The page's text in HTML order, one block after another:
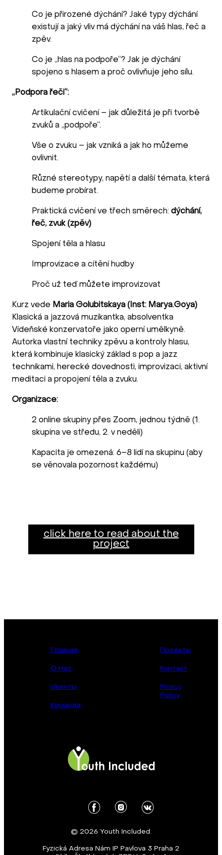
Co je přirozené dýchání? Jaké typy dýchání
existují a jaký vliv má dýchání na váš hlas, řeč a
zpěv.
Co je „hlas na podpoře“? Jak je dýchání
spojeno s hlasem a proč ovlivňuje jeho sílu.
„Podpora řeči“:
Artikulační cvičení – jak důležitá je při tvorbě
zvuků a „podpoře“.
Vše o zvuku – jak vzniká a jak ho můžeme
ovlivnit.
Různé stereotypy, napětí a další témata, která
budeme probírat.
Praktická cvičení ve třech směrech: dýchání,
řeč, zvuk (zpěv)
Spojení těla a hlasu
Improvizace a cítění hudby
Proč už teď můžete improvizovat
Kurz vede Maria Golubitskaya (Inst: Marya.Goya)
Klasická a jazzová muzikantka, absolventka
Vídeňské konzervatoře jako operní umělkyně.
Autorka vlastní techniky zpěvu a kontroly hlasu,
která kombinuje klasický základ s pop a jazz
technikami, herecké dovednosti, improvizaci, aktivní
meditaci a propojení těla a zvuku.
Organizace:
2 online skupiny přes Zoom, jednou týdně (1.
skupina ve středu, 2. v neděli)
Kapacita je omezená: 6–8 lidí na skupinu (aby
se věnovala pozornost každému)
click here to read about the
project
Главная
О Нас
Ивенты
Команда
Проекты
Контакт
Privicy
Policy
© 2026 Youth Included.
Fyzická Adresa Nám IP Pavlova 3 Praha 2